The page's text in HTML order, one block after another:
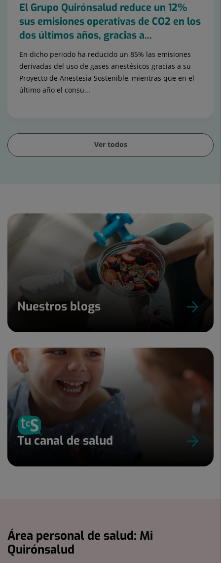
El Grupo Quirónsalud reduce un 12%
sus emisiones operativas de CO2 en los
dos últimos años, gracias a...
En dicho periodo ha reducido un 85% las emisiones
derivadas del uso de gases anestésicos gracias a su
Proyecto de Anestesia Sostenible, mientras que en el
último año el consu...
Ver todos
Nuestros blogs
Tu canal de salud
Área personal de salud: Mi
Quirónsalud